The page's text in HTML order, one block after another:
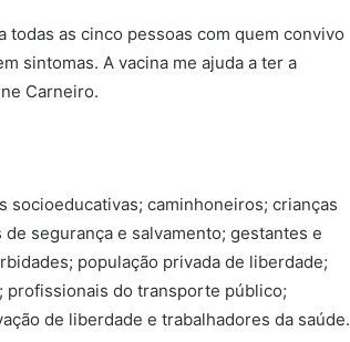
todas as cinco pessoas com quem convivo
sintomas. A vacina me ajuda a ter a
Carneiro.
socioeducativas; caminhoneiros; crianças
segurança e salvamento; gestantes e
população privada de liberdade;
do transporte público;
de liberdade e trabalhadores da saúde.